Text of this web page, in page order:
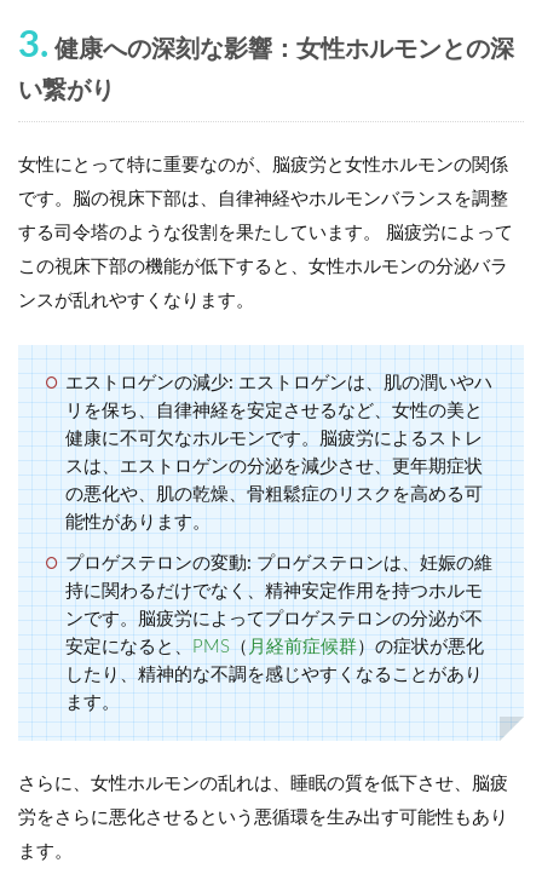
3. 健康への深刻な影響：女性ホルモンとの深
い繋がり
女性にとって特に重要なのが、脳疲労と女性ホルモンの関係
です。脳の視床下部は、自律神経やホルモンバランスを調整
する司令塔のような役割を果たしています。 脳疲労によって
この視床下部の機能が低下すると、女性ホルモンの分泌バラ
ンスが乱れやすくなります。
エストロゲンの減少:エストロゲンは、肌の潤いやハ
リを保ち、自律神経を安定させるなど、女性の美と
健康に不可欠なホルモンです。脳疲労によるストレ
スは、エストロゲンの分泌を減少させ、更年期症状
の悪化や、肌の乾燥、骨粗鬆症のリスクを高める可
能性があります。
プロゲステロンの変動:プロゲステロンは、妊娠の維
持に関わるだけでなく、精神安定作用を持つホルモ
ンです。脳疲労によってプロゲステロンの分泌が不
安定になると、PMS（月経前症候群）の症状が悪化
したり、精神的な不調を感じやすくなることがあり
ます。
さらに、女性ホルモンの乱れは、睡眠の質を低下させ、脳疲
労をさらに悪化させるという悪循環を生み出す可能性もあり
ます。